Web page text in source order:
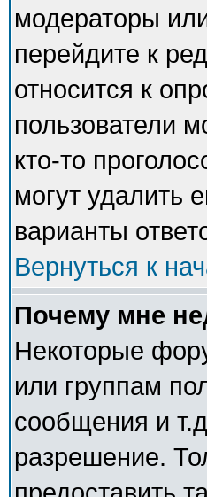
модераторы
перейдите к
относится к
пользователи
кто-то
могут удалить
варианты
Вернуться к
Почему мне
Некоторые
или группам
сообщения и
разрешение.